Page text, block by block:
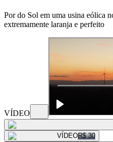
Por do Sol em uma usina eólica
extremamente laranja e perfeito
VÍDEO
VÍDEOR$ 30